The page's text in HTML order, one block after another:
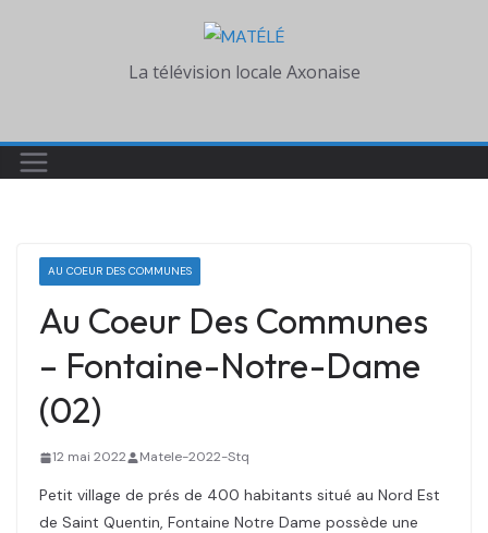
La télévision locale Axonaise
AU COEUR DES COMMUNES
Au Coeur Des Communes
– Fontaine-Notre-Dame
(02)
12 mai 2022 Matele-2022-Stq
Petit village de prés de 400 habitants situé au Nord Est
de Saint Quentin, Fontaine Notre Dame possède une